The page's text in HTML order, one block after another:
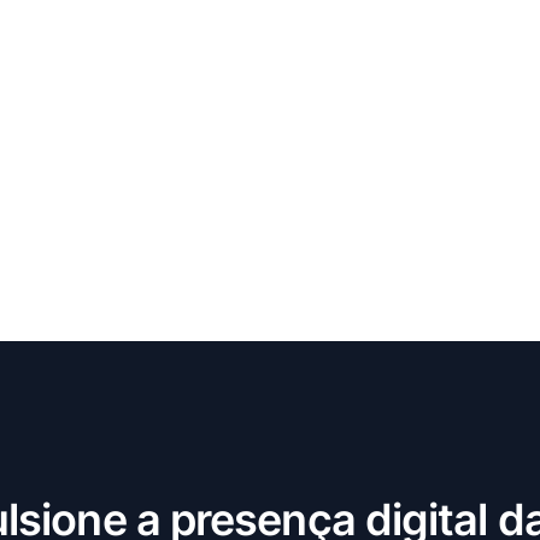
a presença digital